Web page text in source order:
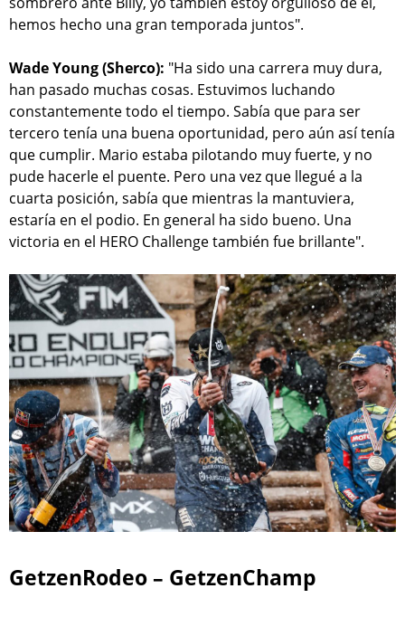
hemos hecho una gran temporada juntos".
Wade Young (Sherco): "Ha sido una carrera muy dura,
han pasado muchas cosas. Estuvimos luchando
constantemente todo el tiempo. Sabía que para ser
tercero tenía una buena oportunidad, pero aún así tenía
que cumplir. Mario estaba pilotando muy fuerte, y no
pude hacerle el puente. Pero una vez que llegué a la
cuarta posición, sabía que mientras la mantuviera,
estaría en el podio. En general ha sido bueno. Una
victoria en el HERO Challenge también fue brillante".
GetzenRodeo – GetzenChamp